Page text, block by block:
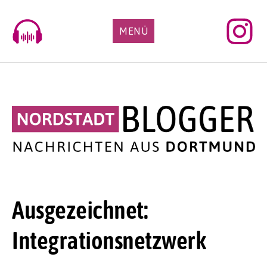
content
MENÜ
Ausgezeichnet:
Integrationsnetzwerk